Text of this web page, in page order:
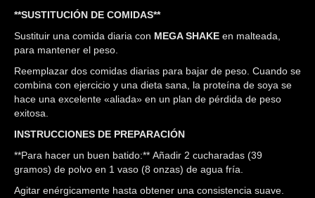
**SUSTITUCIÓN DE COMIDAS**
Sustituir una comida diaria con MEGA SHAKE en malteada,
para mantener el peso.
Reemplazar dos comidas diarias para bajar de peso. Cuando se
combina con ejercicio y una dieta sana, la proteína de soya se
hace una excelente «aliada» en un plan de pérdida de peso
exitosa.
INSTRUCCIONES DE PREPARACIÓN
**Para hacer un buen batido:** Añadir 2 cucharadas (39
gramos) de polvo en 1 vaso (8 onzas) de agua fría.
Agitar enérgicamente hasta obtener una consistencia suave.